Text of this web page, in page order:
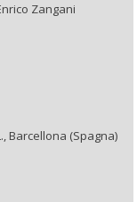
Zangani
Barcellona (Spagna)